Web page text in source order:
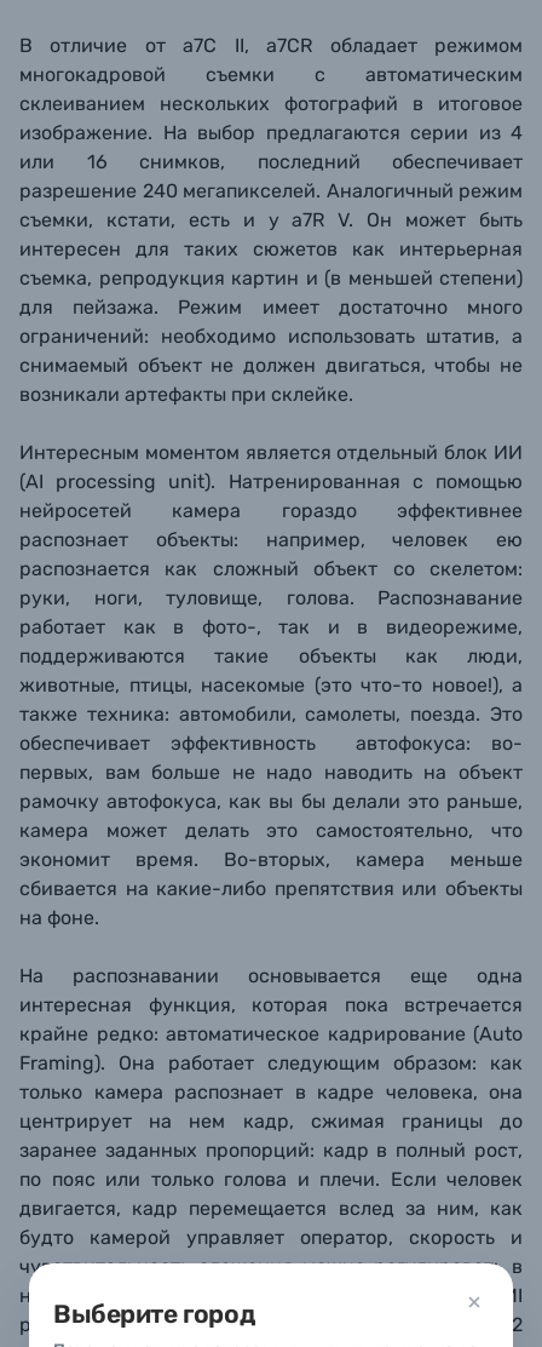
Выберите город
В отличие от a7C II, a7CR обладает режимом
многокадровой съемки с автоматическим
склеиванием нескольких фотографий в итоговое
изображение. На выбор предлагаются серии из 4
или 16 снимков, последний обеспечивает
разрешение 240 мегапикселей. Аналогичный режим
съемки, кстати, есть и у a7R V. Он может быть
интересен для таких сюжетов как интерьерная
съемка, репродукция картин и (в меньшей степени)
для пейзажа. Режим имеет достаточно много
ограничений: необходимо использовать штатив, а
снимаемый объект не должен двигаться, чтобы не
возникали артефакты при склейке.
Интересным моментом является отдельный блок ИИ
(AI processing unit). Натренированная с помощью
нейросетей камера гораздо эффективнее
распознает объекты: например, человек ею
распознается как сложный объект со скелетом:
руки, ноги, туловище, голова. Распознавание
работает как в фото-, так и в видеорежиме,
поддерживаются такие объекты как люди,
животные, птицы, насекомые (это что-то новое!), а
также техника: автомобили, самолеты, поезда. Это
обеспечивает эффективность автофокуса: во-
первых, вам больше не надо наводить на объект
рамочку автофокуса, как вы бы делали это раньше,
камера может делать это самостоятельно, что
экономит время. Во-вторых, камера меньше
сбивается на какие-либо препятствия или объекты
на фоне.
На распознавании основывается еще одна
интересная функция, которая пока встречается
крайне редко: автоматическое кадрирование (Auto
Framing). Она работает следующим образом: как
только камера распознает в кадре человека, она
центрирует на нем кадр, сжимая границы до
заранее заданных пропорций: кадр в полный рост,
по пояс или только голова и плечи. Если человек
двигается, кадр перемещается вслед за ним, как
будто камерой управляет оператор, скорость и
чувствительность слежения можно регулировать в
настройках. При использовании внешнего HDMI
рекордера, вы можете одновременно сохранять 2